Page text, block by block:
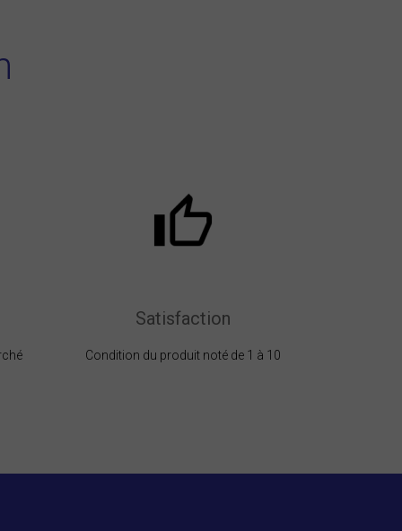
Satisfaction
Condition du produit noté de 1 à 10